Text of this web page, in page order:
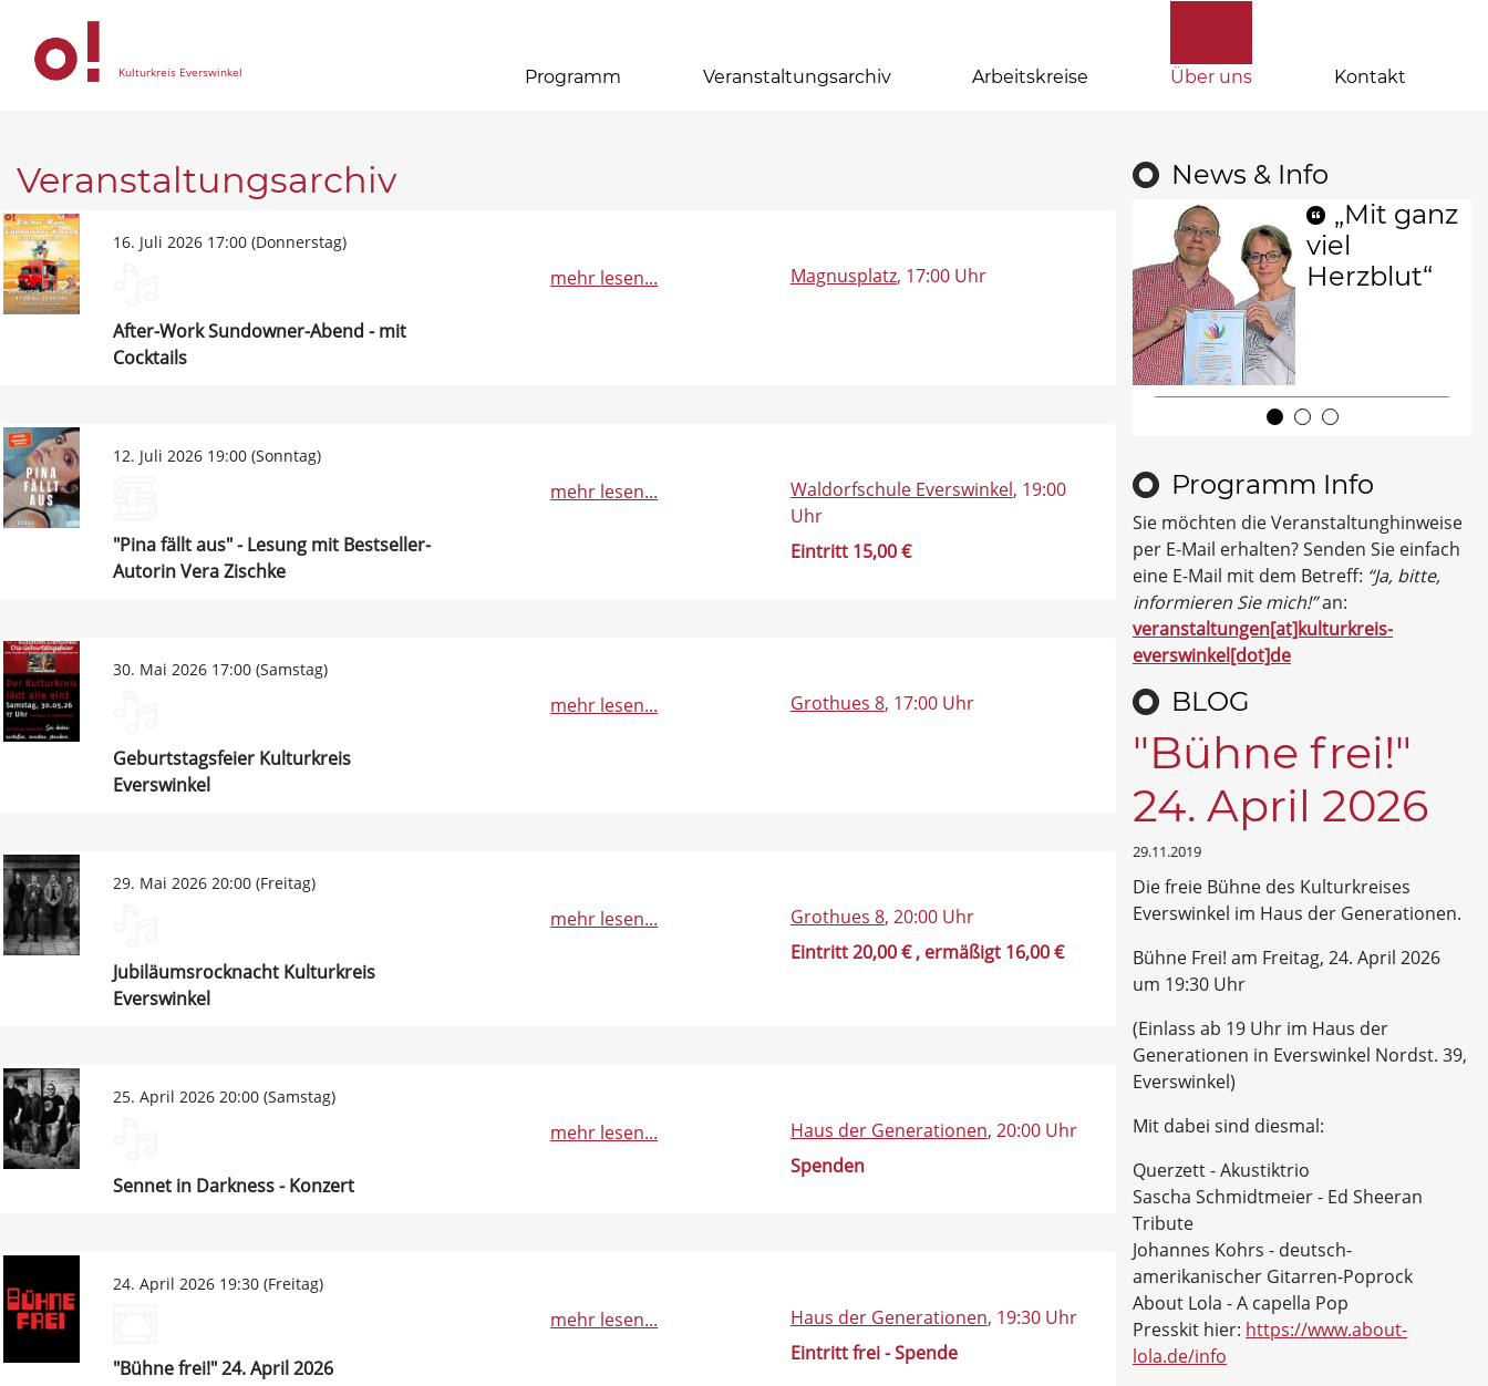
Kulturkreis Everswinkel Programm Veranstaltungsarchiv Arbeitskreise Über uns Kontakt
Veranstaltungsarchiv
16. Juli 2026 17:00 (Donnerstag)
After-Work Sundowner-Abend - mit
Cocktails
mehr lesen... Magnusplatz, 17:00 Uhr
12. Juli 2026 19:00 (Sonntag)
"Pina fällt aus" - Lesung mit Bestseller-
Autorin Vera Zischke
mehr lesen... Waldorfschule Everswinkel, 19:00
Uhr
Eintritt 15,00 €
30. Mai 2026 17:00 (Samstag)
Geburtstagsfeier Kulturkreis
Everswinkel
mehr lesen... Grothues 8, 17:00 Uhr
29. Mai 2026 20:00 (Freitag)
Jubiläumsrocknacht Kulturkreis
Everswinkel
mehr lesen... Grothues 8, 20:00 Uhr
Eintritt 20,00 €, ermäßigt 16,00 €
25. April 2026 20:00 (Samstag)
Sennet in Darkness - Konzert
mehr lesen... Haus der Generationen, 20:00 Uhr
Spenden
24. April 2026 19:30 (Freitag)
"Bühne frei!" 24. April 2026
mehr lesen... Haus der Generationen, 19:30 Uhr
Eintritt frei - Spende
News & Info
„Mit ganz
viel
Herzblut“
Programm Info
Sie möchten die Veranstaltunghinweise
per E-Mail erhalten? Senden Sie einfach
eine E-Mail mit dem Betreff: “Ja, bitte,
informieren Sie mich!”an:
veranstaltungen[at]kulturkreis-
everswinkel[dot]de
BLOG
"Bühne frei!"
24. April 2026
29.11.2019
Die freie Bühne des Kulturkreises
Everswinkel im Haus der Generationen.
Bühne Frei! am Freitag, 24. April 2026
um 19:30 Uhr
(Einlass ab 19 Uhr im Haus der
Generationen in Everswinkel Nordst. 39,
Everswinkel)
Mit dabei sind diesmal:
Querzett - Akustiktrio
Sascha Schmidtmeier - Ed Sheeran
Tribute
Johannes Kohrs - deutsch-
amerikanischer Gitarren-Poprock
About Lola - A capella Pop
Presskit hier: https://www.about-
lola.de/info